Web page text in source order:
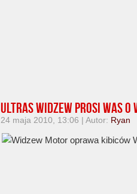
Ultras Widzew prosi Was o
24 maja 2010, 13:06 | Autor: Ryan